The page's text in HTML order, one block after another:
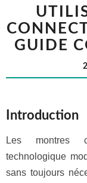
GUIDE
Introduction
Les montres
technologique
sans toujours